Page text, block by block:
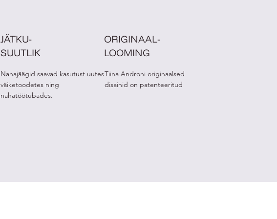
JÄTKU-
SUUTLIK
Nahajäägid saavad kasutust uutes
väiketoodetes ning
nahatöötubades.
ORIGINAAL-
LOOMING
Tiina Androni originaalsed
disainid on patenteeritud